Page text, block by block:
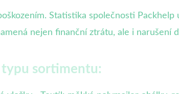
Statistika společnosti Packhelp
nejen finanční ztrátu, ale i narušení
sortimentu: